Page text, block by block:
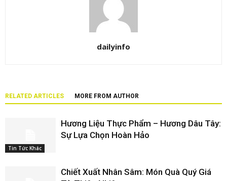
dailyinfo
RELATED ARTICLES MORE FROM AUTHOR
Tin Tức Khác
Hương Liệu Thực Phẩm – Hương Dâu Tây:
Sự Lựa Chọn Hoàn Hảo
Chiết Xuất Nhân Sâm: Món Quà Quý Giá